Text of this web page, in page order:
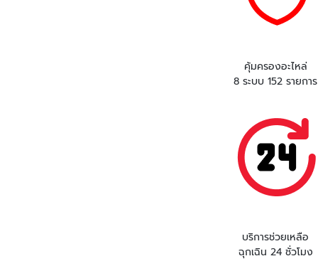
คุ้มครองอะไหล่
8 ระบบ 152 รายการ
บริการช่วยเหลือ
ฉุกเฉิน 24 ชั่วโมง